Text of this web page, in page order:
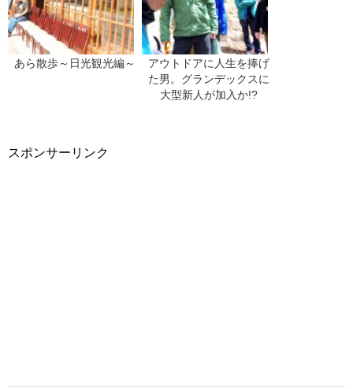
あら散歩～日光観光編～
アウトドアに人生を捧げ
た男。グランデックスに
大型新人が加入か!?
スポンサーリンク